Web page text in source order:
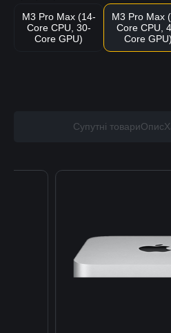
M3 Pro Max (14-
Core CPU, 30-
Core GPU)
M3 Pro Max
Core CPU,
Core GPU)
Супутні товариОпис